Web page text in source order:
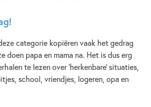
categorie kopiëren vaak het gedrag
doen papa en mama na. Het is dus erg
te lezen over ‘herkenbare’ situaties,
school, vriendjes, logeren, opa en